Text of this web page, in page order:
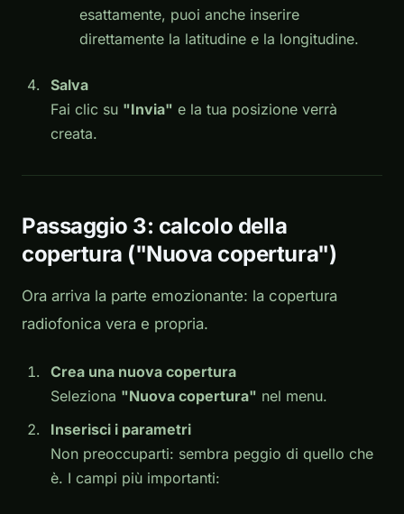
esattamente, puoi anche inserire
direttamente la latitudine e la longitudine.
Salva
Fai clic su "Invia" e la tua posizione verrà
creata.
Passaggio 3: calcolo della
copertura ("Nuova copertura")
Ora arriva la parte emozionante: la copertura
radiofonica vera e propria.
Crea una nuova copertura
Seleziona "Nuova copertura" nel menu.
Inserisci i parametri
Non preoccuparti: sembra peggio di quello che
è. I campi più importanti: